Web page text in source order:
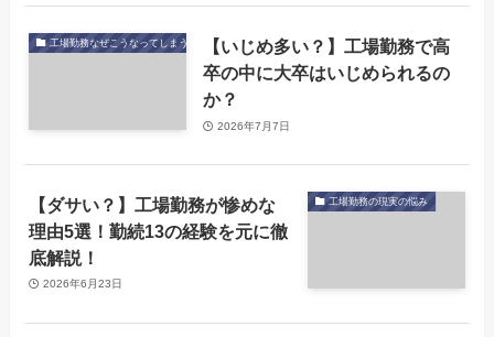
工場勤務なぜこうなってしまう
【いじめ多い？】工場勤務で高
卒の中に大卒はいじめられるの
か？
2026年7月7日
工場勤務の現実の悩み
【ダサい？】工場勤務が惨めな
理由5選！勤続13の経験を元に徹
底解説！
2026年6月23日